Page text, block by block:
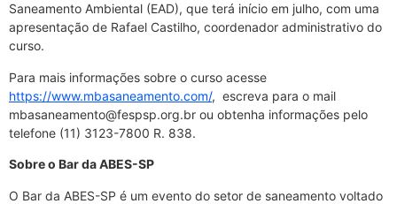
Saneamento Ambiental (EAD), que terá início em julho, com uma
apresentação de Rafael Castilho, coordenador administrativo do
curso.
Para mais informações sobre o curso acesse
https://www.mbasaneamento.com/, escreva para o mail
mbasaneamento@fespsp.org.br ou obtenha informações pelo
telefone (11) 3123-7800 R. 838.
Sobre o Bar da ABES-SP
O Bar da ABES-SP é um evento do setor de saneamento voltado